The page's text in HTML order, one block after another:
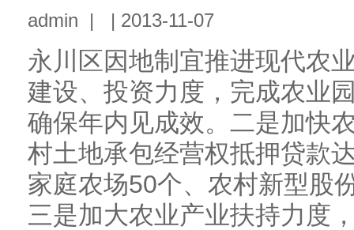
admin | | 2013-11-07
永川区因地制宜推进现代农
建设、投资力度，完成农业
确保年内见成效。二是加快
村土地承包经营权抵押贷款
家庭农场50个、农村新型股
三是加大农业产业扶持力度